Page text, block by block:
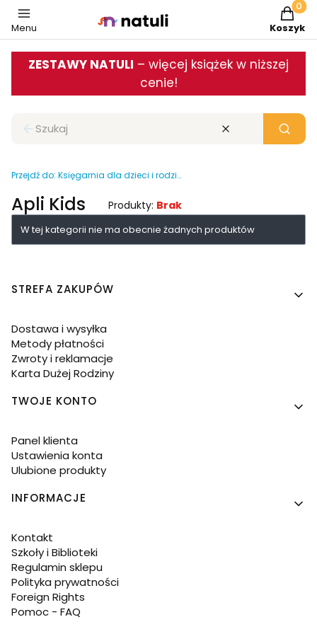
Menu Koszyk
ZESTAWY NATULI – więcej książek w niższej
cenie!
Zamknij wyszukiwarkę Wyczyść Szukaj
Przejdź do: Księgarnia dla dzieci i rodziców
Apli Kids Produkty: Brak
Lista produktów
W tej kategorii nie ma obecnie żadnych produktów
Linki w stopce
STREFA ZAKUPÓW
Dostawa i wysyłka
Metody płatności
Zwroty i reklamacje
Karta Dużej Rodziny
TWOJE KONTO
Panel klienta
Ustawienia konta
Ulubione produkty
INFORMACJE
Kontakt
Szkoły i Biblioteki
Regulamin sklepu
Polityka prywatności
Foreign Rights
Pomoc - FAQ